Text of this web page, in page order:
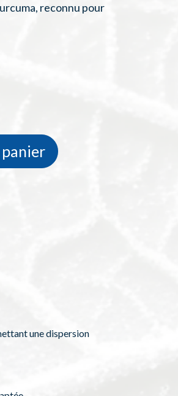
reconnu pour
panier
une dispersion